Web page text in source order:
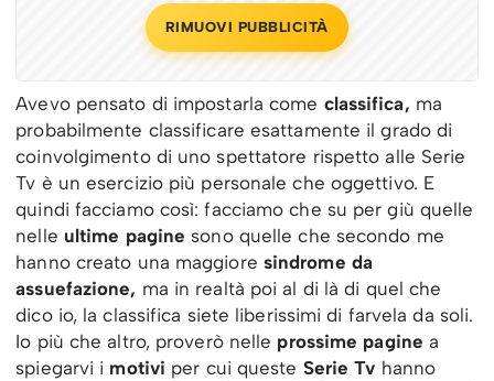
RIMUOVI PUBBLICITÀ
Avevo pensato di impostarla come classifica, ma
probabilmente classificare esattamente il grado di
coinvolgimento di uno spettatore rispetto alle Serie
Tv è un esercizio più personale che oggettivo. E
quindi facciamo così: facciamo che su per giù quelle
nelle ultime pagine sono quelle che secondo me
hanno creato una maggiore sindrome da
assuefazione, ma in realtà poi al di là di quel che
dico io, la classifica siete liberissimi di farvela da soli.
Io più che altro, proverò nelle prossime pagine a
spiegarvi i motivi per cui queste Serie Tv hanno